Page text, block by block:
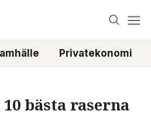
Privatekonomi
bästa raserna